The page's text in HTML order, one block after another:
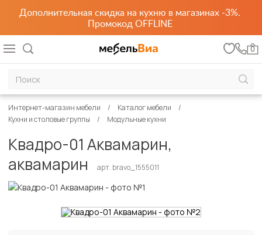
Дополнительная скидка на кухню в магазинах -3%.
Промокод OFFLINE
0
Интернет-магазин мебели
Каталог мебели
Кухни и столовые группы
Модульные кухни
Квадро-01 Аквамарин,
аквамарин
арт. bravo_1555011